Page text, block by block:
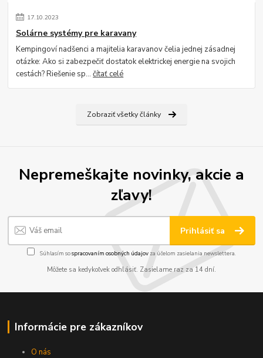
17.10.2023
Solárne systémy pre karavany
Kempingoví nadšenci a majitelia karavanov čelia jednej zásadnej
otázke: Ako si zabezpečiť dostatok elektrickej energie na svojich
cestách? Riešenie sp...čítať celé
Zobraziť všetky články
Nepremeškajte novinky, akcie a
zľavy!
Prihlásiť sa
Súhlasím sospracovaním osobných údajov za účelom zasielania newslettera.
Môžete sa kedykoľvek odhlásiť. Zasielame raz za 14 dní.
Informácie pre zákazníkov
O nás